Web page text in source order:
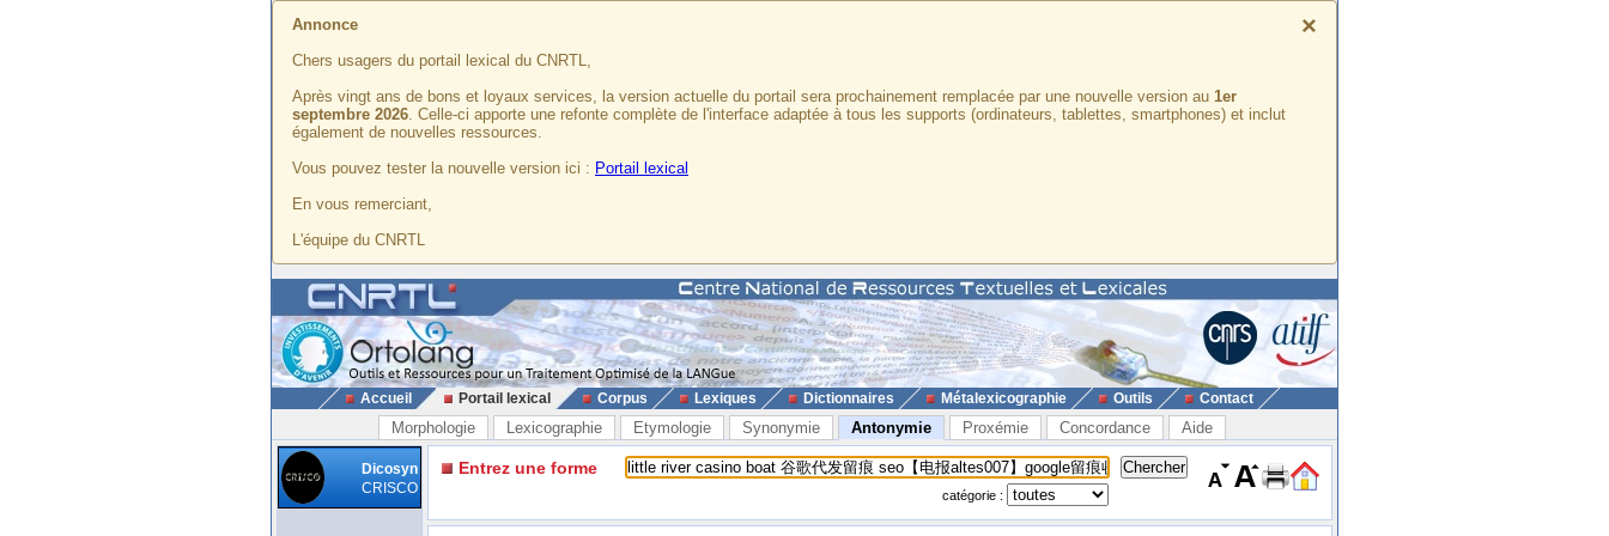
×
Annonce
Chers usagers du portail lexical du CNRTL,
Après vingt ans de bons et loyaux services, la version actuelle du portail sera prochainement remplacée par une nouvelle version au 1er
septembre 2026. Celle-ci apporte une refonte complète de l'interface adaptée à tous les supports (ordinateurs, tablettes, smartphones) et inclut
également de nouvelles ressources.
Vous pouvez tester la nouvelle version ici : Portail lexical
En vous remerciant,
L'équipe du CNRTL
Accueil Portail lexical Corpus Lexiques Dictionnaires Métalexicographie Outils Contact
Morphologie Lexicographie Etymologie Synonymie Antonymie Proxémie Concordance Aide
Dicosyn
CRISCO
Entrez une forme
catégorie :